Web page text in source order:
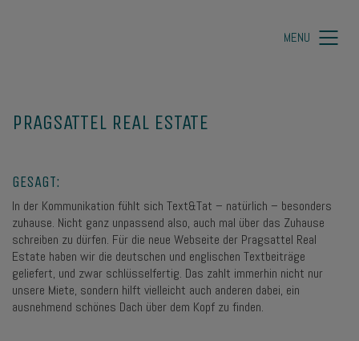
MENU
PRAGSATTEL REAL ESTATE
GESAGT:
In der Kommunikation fühlt sich Text&Tat – natürlich – besonders
zuhause. Nicht ganz unpassend also, auch mal über das Zuhause
schreiben zu dürfen. Für die neue Webseite der Pragsattel Real
Estate haben wir die deutschen und englischen Textbeiträge
geliefert, und zwar schlüsselfertig. Das zahlt immerhin nicht nur
unsere Miete, sondern hilft vielleicht auch anderen dabei, ein
ausnehmend schönes Dach über dem Kopf zu finden.